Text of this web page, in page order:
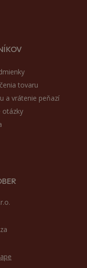
tovaru
a vrátenie peňazí
otázky